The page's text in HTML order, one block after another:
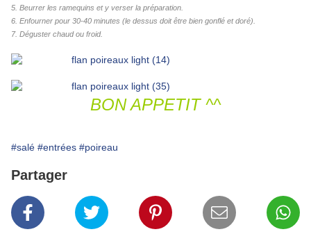
5. Beurrer les ramequins et y verser la préparation.
6. Enfourner pour 30-40 minutes (le dessus doit être bien gonflé et doré)
7. Déguster chaud ou froid.
BON APPETIT ^^
#salé #entrées #poireau
Partager